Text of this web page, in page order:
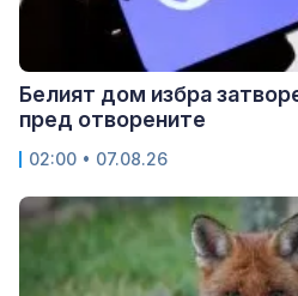
Белият дом избра
пред отворените
02:00 • 07.08.26